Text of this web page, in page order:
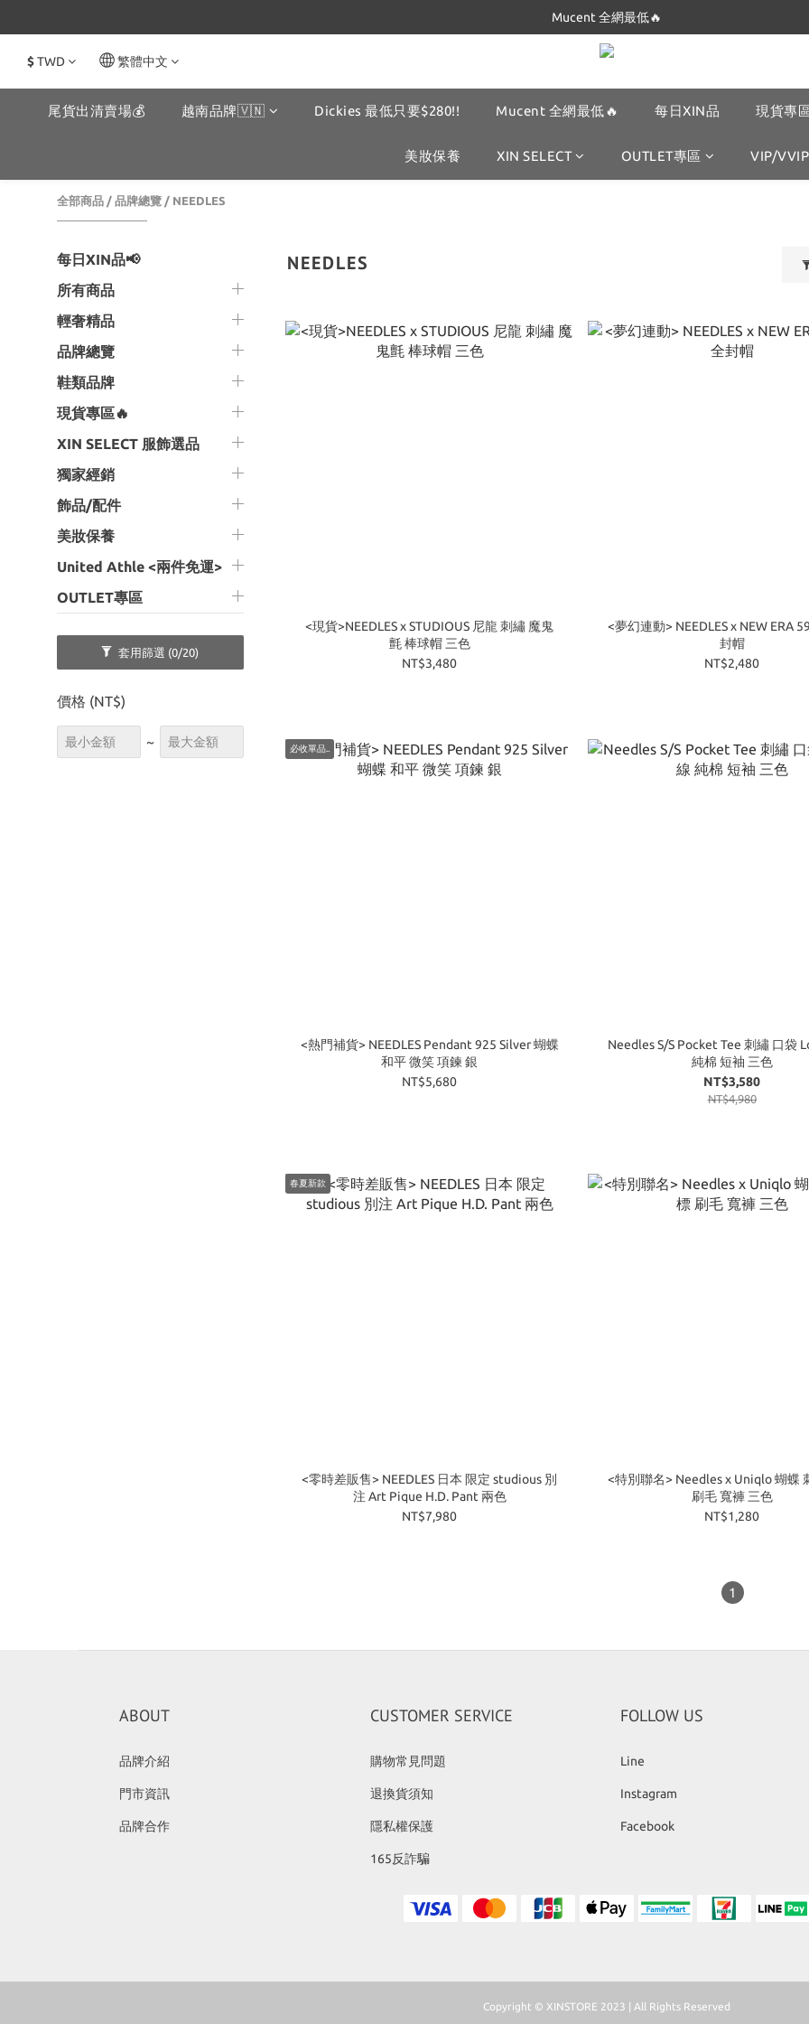
Dickies 最低$280起🔥
Mucent 全網最低🔥
Dickies 最低$280起🔥
$TWD 繁體中文
尾貨出清賣場💰 越南品牌🇻🇳 Dickies 最低只要$280!! Mucent 全網最低🔥 每日XIN品 現貨專
美妝保養 XIN SELECT OUTLET專區 VIP/VVIP
全部商品 / 品牌總覽 / NEEDLES
每日XIN品📢
所有商品
輕奢精品
品牌總覽
鞋類品牌
現貨專區🔥
XIN SELECT 服飾選品
獨家經銷
飾品/配件
美妝保養
United Athle <兩件免運>
OUTLET專區
套用篩選 (0/20)
價格 (NT$)
~
NEEDLES
<現貨>NEEDLES x STUDIOUS 尼龍 刺繡 魔鬼
氈 棒球帽 三色
NT$3,480
<夢幻連動> NEEDLES x NEW ERA
封帽
NT$2,480
必收單品..
<熱門補貨> NEEDLES Pendant 925 Silver 蝴蝶
和平 微笑 項鍊 銀
NT$5,680
Needles S/S Pocket Tee 刺繡 口袋
純棉 短袖 三色
NT$3,580
NT$4,980
春夏新款
<零時差販售> NEEDLES 日本 限定 studious 別
注 Art Pique H.D. Pant 兩色
NT$7,980
<特別聯名> Needles x Uniqlo 蝴蝶
刷毛 寬褲 三色
NT$1,280
1
ABOUT
品牌介紹
門市資訊
品牌合作
CUSTOMER SERVICE
購物常見問題
退換貨須知
隱私權保護
165反詐騙
FOLLOW US
Line
Instagram
Facebook
Copyright © XINSTORE 2023 | All Rights Reserved